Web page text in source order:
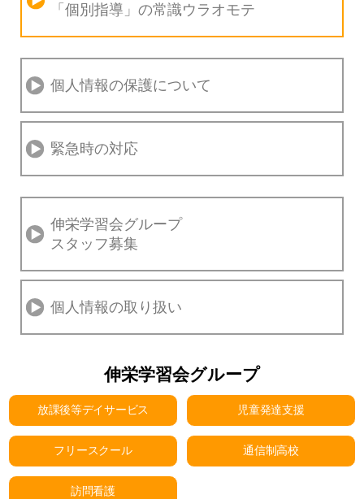
「個別指導」の常識ウラオモテ
個人情報の保護について
緊急時の対応
伸栄学習会グループ
スタッフ募集
個人情報の取り扱い
伸栄学習会グループ
放課後等デイサービス 児童発達支援
フリースクール 通信制高校
訪問看護